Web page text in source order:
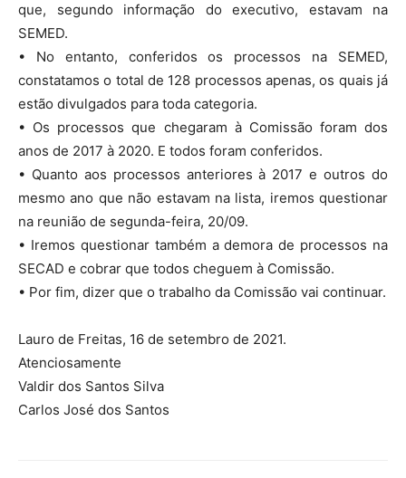
que, segundo informação do executivo, estavam na
SEMED.
• No entanto, conferidos os processos na SEMED,
constatamos o total de 128 processos apenas, os quais já
estão divulgados para toda categoria.
• Os processos que chegaram à Comissão foram dos
anos de 2017 à 2020. E todos foram conferidos.
• Quanto aos processos anteriores à 2017 e outros do
mesmo ano que não estavam na lista, iremos questionar
na reunião de segunda-feira, 20/09.
• Iremos questionar também a demora de processos na
SECAD e cobrar que todos cheguem à Comissão.
• Por fim, dizer que o trabalho da Comissão vai continuar.
Lauro de Freitas, 16 de setembro de 2021.
Atenciosamente
Valdir dos Santos Silva
Carlos José dos Santos